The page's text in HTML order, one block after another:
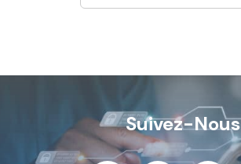
Suivez-Nous